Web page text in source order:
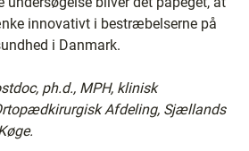
innovativt i bestræbelserne på
i Danmark.
ph.d., MPH, klinisk
Afdeling, Sjællands